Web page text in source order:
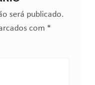
será publicado.
com *